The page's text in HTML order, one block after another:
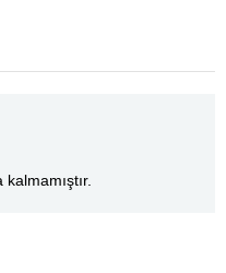
kalmamıştır.